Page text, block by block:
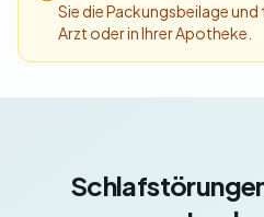
Sie die Packungsbeilage und
Arzt oder in Ihrer Apotheke.